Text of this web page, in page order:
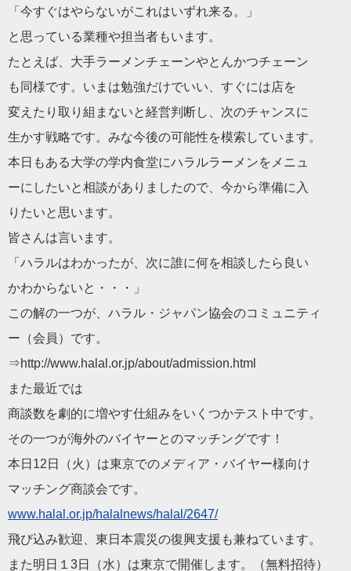
「今すぐはやらないがこれはいずれ来る。」
と思っている業種や担当者もいます。
たとえば、大手ラーメンチェーンやとんかつチェーン
も同様です。いまは勉強だけでいい、すぐには店を
変えたり取り組まないと経営判断し、次のチャンスに
生かす戦略です。みな今後の可能性を模索しています。
本日もある大学の学内食堂にハラルラーメンをメニュ
ーにしたいと相談がありましたので、今から準備に入
りたいと思います。
皆さんは言います。
「ハラルはわかったが、次に誰に何を相談したら良い
かわからないと・・・」
この解の一つが、ハラル・ジャパン協会のコミュニティ
ー（会員）です。
⇒http://www.halal.or.jp/about/admission.html
また最近では
商談数を劇的に増やす仕組みをいくつかテスト中です。
その一つが海外のバイヤーとのマッチングです！
本日12日（火）は東京でのメディア・バイヤー様向け
マッチング商談会です。
www.halal.or.jp/halalnews/halal/2647/
飛び込み歓迎、東日本震災の復興支援も兼ねています。
また明日１3日（水）は東京で開催します。（無料招待）